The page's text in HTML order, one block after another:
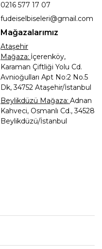
0216 577 17 07
fudeiselbiseleri@gmail.com
Mağazalarımız
Ataşehir
Mağaza: İçerenköy,
Karaman Çiftliği Yolu Cd.
Avnioğulları Apt No:2 No.5
Dk, 34752 Ataşehir/İstanbul
Beylikdüzü Mağaza: Adnan
Kahveci, Osmanlı Cd., 34528
Beylikdüzü/İstanbul